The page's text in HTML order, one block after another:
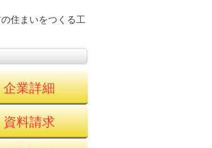
住まいをつくる工
企業詳細
資料請求